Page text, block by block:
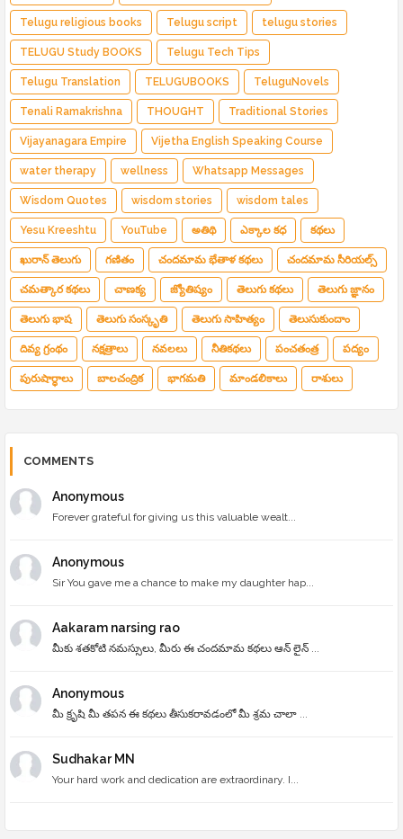
Telugu religious books Telugu script telugu stories
TELUGU Study BOOKS Telugu Tech Tips
Telugu Translation TELUGUBOOKS TeluguNovels
Tenali Ramakrishna THOUGHT Traditional Stories
Vijayanagara Empire Vijetha English Speaking Course
water therapy wellness Whatsapp Messages
Wisdom Quotes wisdom stories wisdom tales
Yesu Kreeshtu YouTube అతిథి ఎక్కాల కధ కథలు
ఖురాన్ తెలుగు గణితం చందమామ భేతాళ కథలు చందమామ సీరియల్స్
చమత్కార కథలు చాణక్య జ్యోతిష్యం తెలుగు కథలు తెలుగు జ్ఞానం
తెలుగు భాష తెలుగు సంస్కృతి తెలుగు సాహిత్యం తెలుసుకుందాం
దివ్య గ్రంథం నక్షత్రాలు నవలలు నీతికథలు పంచతంత్ర పద్యం
పురుషార్థాలు బాలచంద్రిక భాగమతి మాండలికాలు రాశులు
COMMENTS
Anonymous
Forever grateful for giving us this valuable wealt...
Anonymous
Sir You gave me a chance to make my daughter hap...
Aakaram narsing rao
మీకు శతకోటి నమస్సులు, మీరు ఈ చందమామ కథలు ఆన్ లైన్ ...
Anonymous
మీ క్రృషి మీ తపన ఈ కథలు తీసుకరావడంలో మీ శ్రమ చాలా ...
Sudhakar MN
Your hard work and dedication are extraordinary. I...